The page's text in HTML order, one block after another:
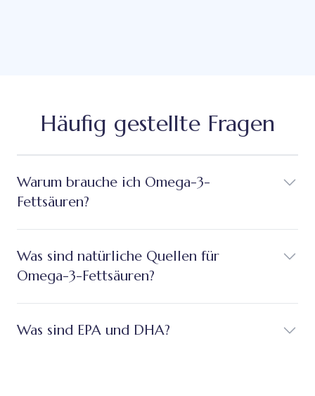
Häufig gestellte Fragen
Warum brauche ich Omega-3-
Fettsäuren?
Was sind natürliche Quellen für
Omega-3-Fettsäuren?
Was sind EPA und DHA?